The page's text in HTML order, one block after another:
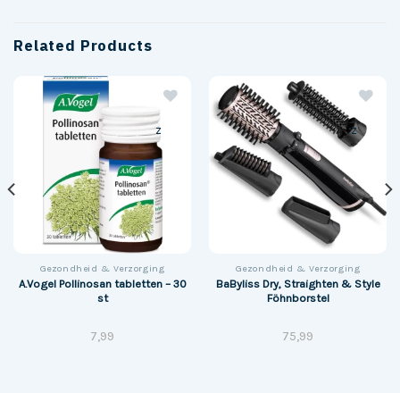
Related Products
z
Gezondheid & Verzorging
A.Vogel Pollinosan tabletten – 30
st
7,99
z
Gezondheid & Verzorging
BaByliss Dry, Straighten & Style
Föhnborstel
75,99